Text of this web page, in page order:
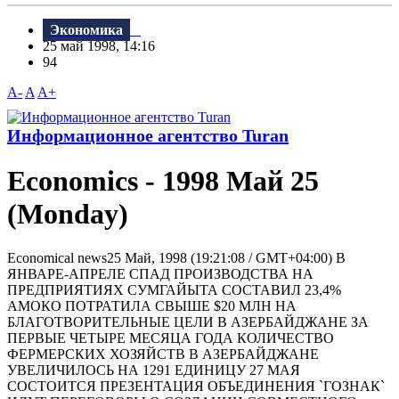
Экономика
25 май 1998, 14:16
94
A- A A+
Информационное агентство Turan
Economics - 1998 Май 25
(Monday)
Economical news25 Май, 1998 (19:21:08 / GMT+04:00) В
ЯНВАРЕ-АПРЕЛЕ СПАД ПРОИЗВОДСТВА НА
ПРЕДПРИЯТИЯХ СУМГАЙЫТА СОСТАВИЛ 23,4%
АМОКО ПОТРАТИЛА СВЫШЕ $20 МЛН НА
БЛАГОТВОРИТЕЛЬНЫЕ ЦЕЛИ В АЗЕРБАЙДЖАНЕ ЗА
ПЕРВЫЕ ЧЕТЫРЕ МЕСЯЦА ГОДА КОЛИЧЕСТВО
ФЕРМЕРСКИХ ХОЗЯЙСТВ В АЗЕРБАЙДЖАНЕ
УВЕЛИЧИЛОСЬ НА 1291 ЕДИНИЦУ 27 МАЯ
СОСТОИТСЯ ПРЕЗЕНТАЦИЯ ОБЪЕДИНЕНИЯ `ГОЗНАК`